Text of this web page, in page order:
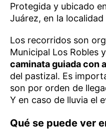
Protegida y ubicado
Juárez, en la localidad
Los recorridos son
Municipal Los Robles
caminata guiada con
del pastizal. Es
son por orden de
Y en caso de lluvia el
Qué se puede ver